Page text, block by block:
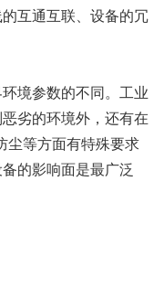
互通互联、设备的冗
境参数的不同。工业
劣的环境外，还有在
尘等方面有特殊要求
的影响面是最广泛